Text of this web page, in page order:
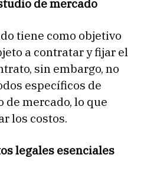
de mercado
tiene como objetivo
a contratar y fijar el
sin embargo, no
específicos de
mercado, lo que
los costos.
legales esenciales